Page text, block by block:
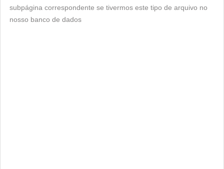
subpágina correspondente se tivermos este tipo de arquivo no
nosso banco de dados